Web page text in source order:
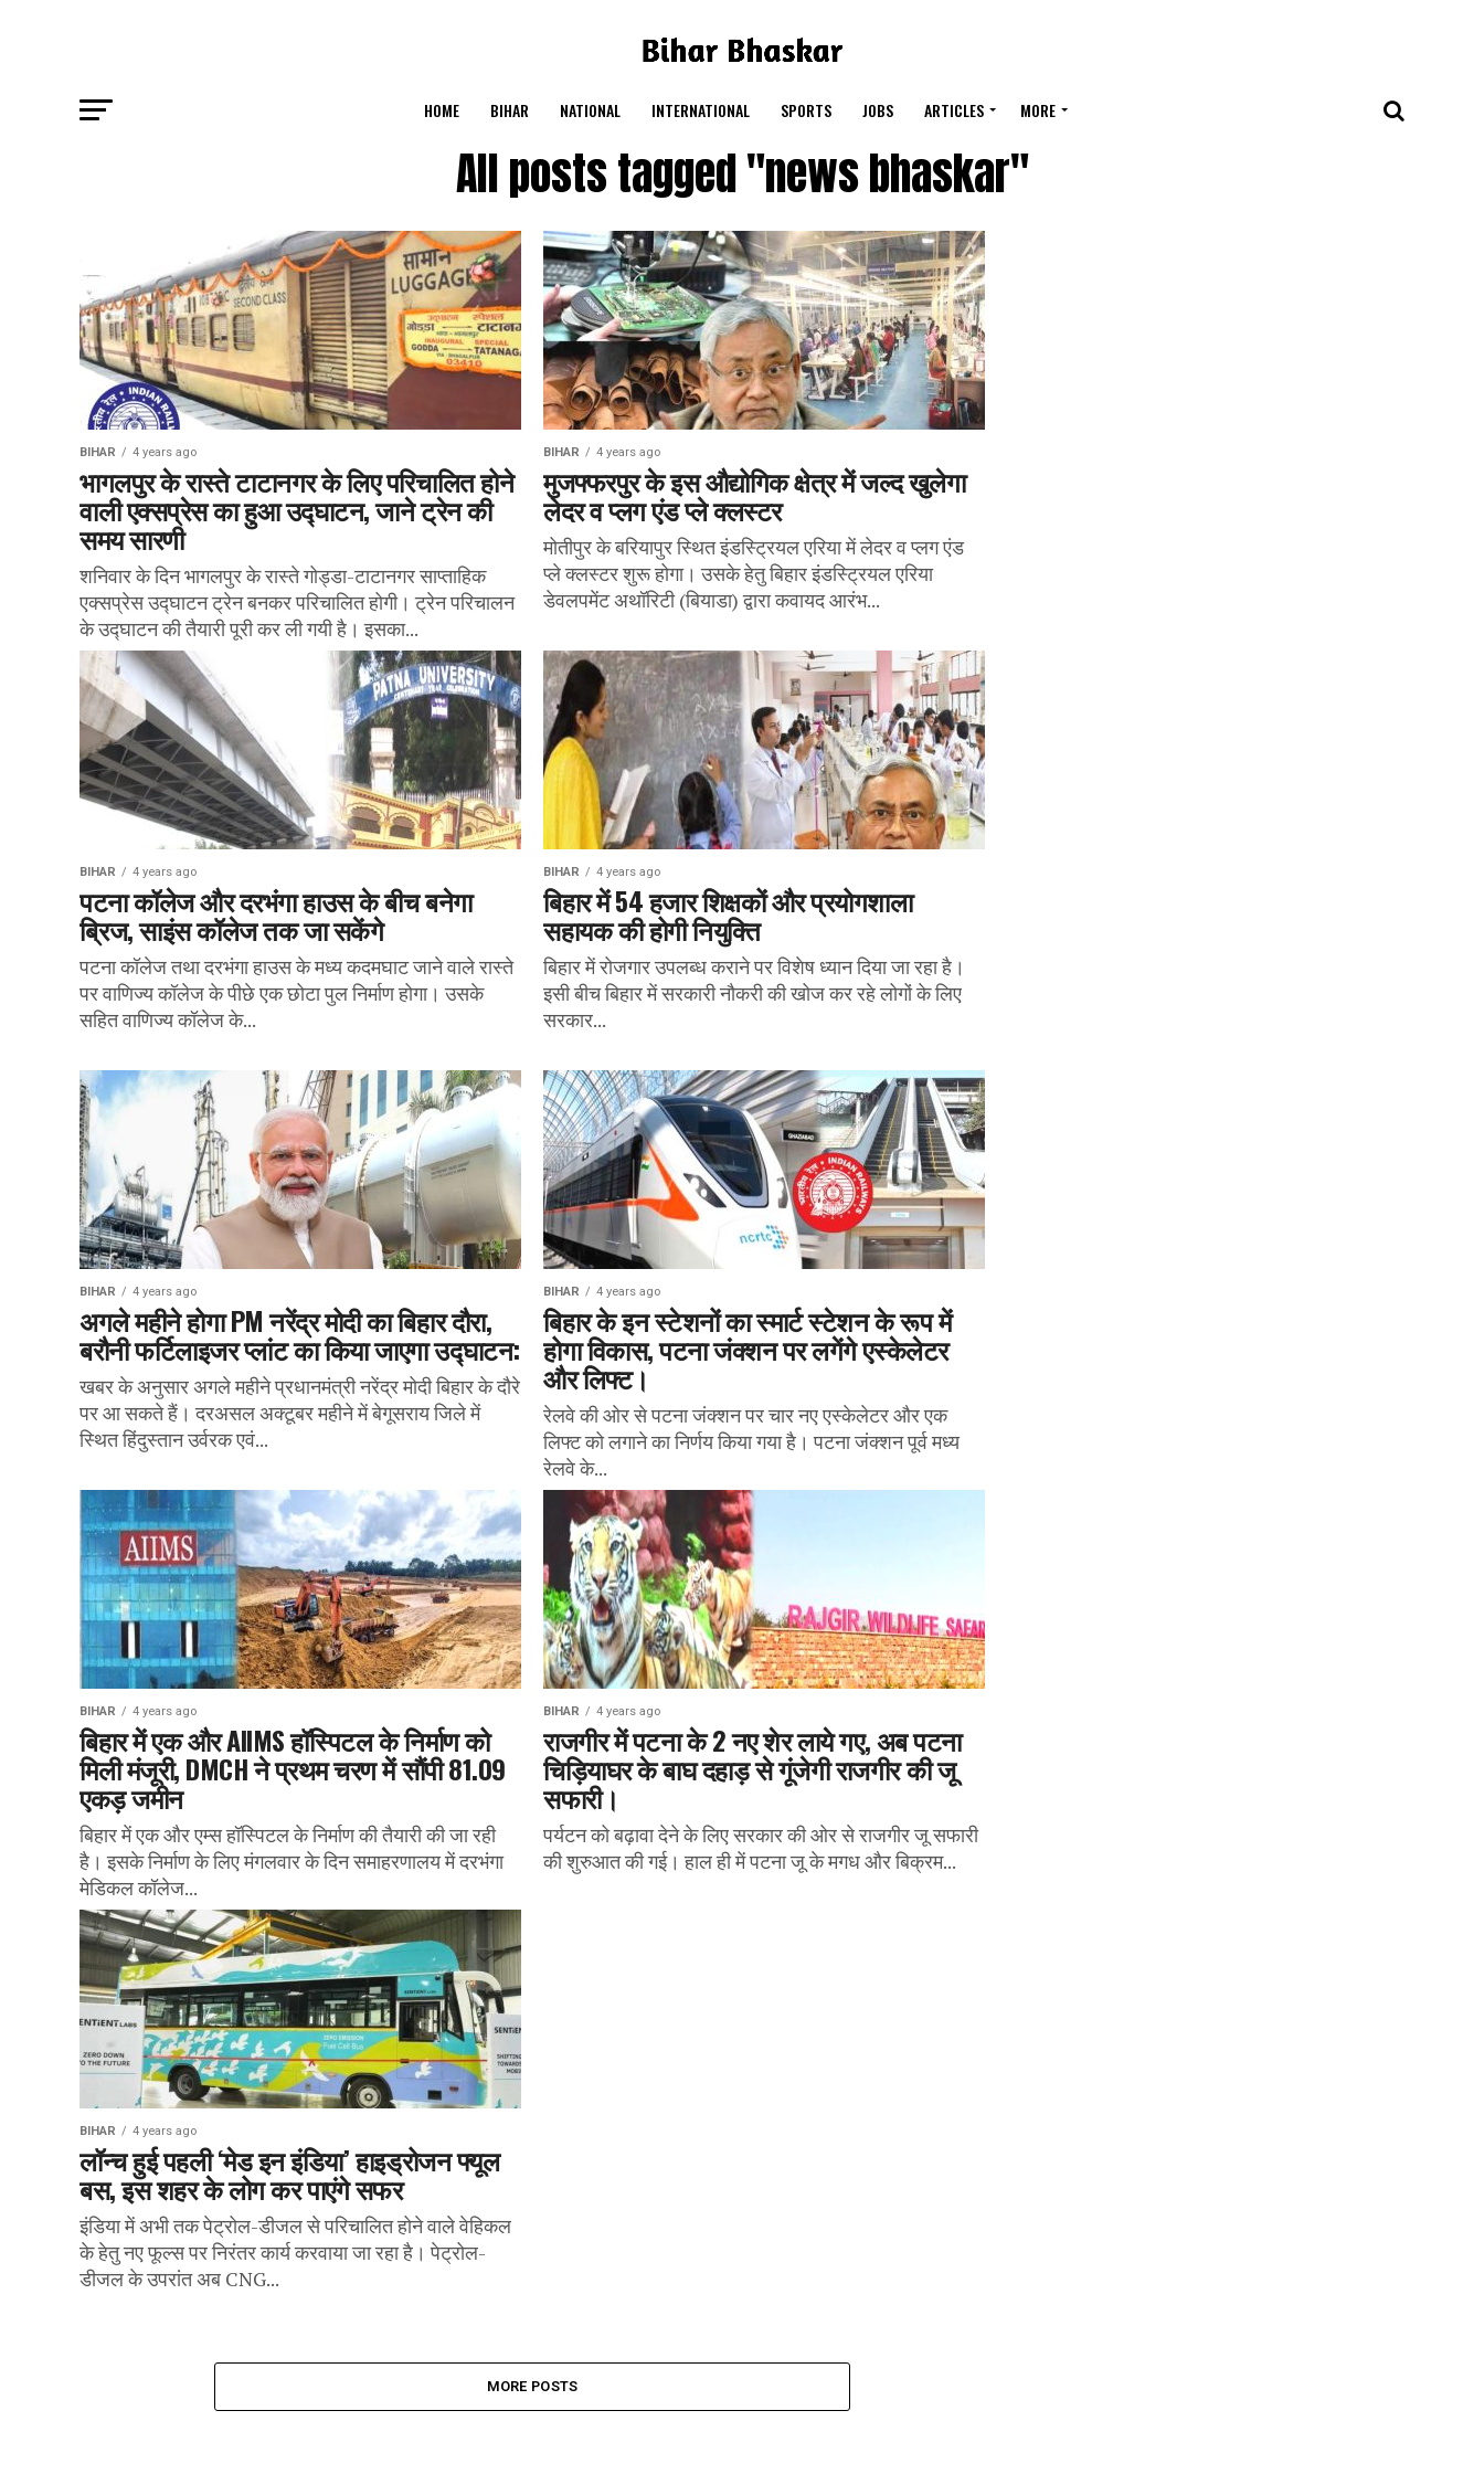
HOME BIHAR NATIONAL INTERNATIONAL SPORTS JOBS ARTICLES MORE
All posts tagged "news bhaskar"
BIHAR 4 years ago
भागलपुर के रास्ते टाटानगर के लिए परिचालित होने
वाली एक्सप्रेस का हुआ उद्घाटन, जाने ट्रेन की
समय सारणी
शनिवार के दिन भागलपुर के रास्ते गोड्डा-टाटानगर साप्ताहिक
एक्सप्रेस उद्घाटन ट्रेन बनकर परिचालित होगी। ट्रेन परिचालन
के उद्घाटन की तैयारी पूरी कर ली गयी है। इसका...
BIHAR 4 years ago
मुजफ्फरपुर के इस औद्योगिक क्षेत्र में जल्द खुलेगा
लेदर व प्लग एंड प्ले क्लस्टर
मोतीपुर के बरियापुर स्थित इंडस्ट्रियल एरिया में लेदर व प्लग एंड
प्ले क्लस्टर शुरू होगा। उसके हेतु बिहार इंडस्ट्रियल एरिया
डेवलपमेंट अथॉरिटी (बियाडा) द्वारा कवायद आरंभ...
BIHAR 4 years ago
पटना कॉलेज और दरभंगा हाउस के बीच बनेगा
ब्रिज, साइंस कॉलेज तक जा सकेंगे
पटना कॉलेज तथा दरभंगा हाउस के मध्य कदमघाट जाने वाले रास्ते
पर वाणिज्य कॉलेज के पीछे एक छोटा पुल निर्माण होगा। उसके
सहित वाणिज्य कॉलेज के...
BIHAR 4 years ago
बिहार में 54 हजार शिक्षकों और प्रयोगशाला
सहायक की होगी नियुक्ति
बिहार में रोजगार उपलब्ध कराने पर विशेष ध्यान दिया जा रहा है।
इसी बीच बिहार में सरकारी नौकरी की खोज कर रहे लोगों के लिए
सरकार...
BIHAR 4 years ago
अगले महीने होगा PM नरेंद्र मोदी का बिहार दौरा,
बरौनी फर्टिलाइजर प्लांट का किया जाएगा उद्घाटन:
खबर के अनुसार अगले महीने प्रधानमंत्री नरेंद्र मोदी बिहार के दौरे
पर आ सकते हैं। दरअसल अक्टूबर महीने में बेगूसराय जिले में
स्थित हिंदुस्तान उर्वरक एवं...
BIHAR 4 years ago
बिहार के इन स्टेशनों का स्मार्ट स्टेशन के रूप में
होगा विकास, पटना जंक्शन पर लगेंगे एस्केलेटर
और लिफ्ट।
रेलवे की ओर से पटना जंक्शन पर चार नए एस्केलेटर और एक
लिफ्ट को लगाने का निर्णय किया गया है। पटना जंक्शन पूर्व मध्य
रेलवे के...
BIHAR 4 years ago
बिहार में एक और AIIMS हॉस्पिटल के निर्माण को
मिली मंजूरी, DMCH ने प्रथम चरण में सौंपी 81.09
एकड़ जमीन
बिहार में एक और एम्स हॉस्पिटल के निर्माण की तैयारी की जा रही
है। इसके निर्माण के लिए मंगलवार के दिन समाहरणालय में दरभंगा
मेडिकल कॉलेज...
BIHAR 4 years ago
राजगीर में पटना के 2 नए शेर लाये गए, अब पटना
चिड़ियाघर के बाघ दहाड़ से गूंजेगी राजगीर की जू
सफारी।
पर्यटन को बढ़ावा देने के लिए सरकार की ओर से राजगीर जू सफारी
की शुरुआत की गई। हाल ही में पटना जू के मगध और बिक्रम...
BIHAR 4 years ago
लॉन्च हुई पहली ‘मेड इन इंडिया’ हाइड्रोजन फ्यूल
बस, इस शहर के लोग कर पाएंगे सफर
इंडिया में अभी तक पेट्रोल-डीजल से परिचालित होने वाले वेहिकल
के हेतु नए फूल्स पर निरंतर कार्य करवाया जा रहा है। पेट्रोल-
डीजल के उपरांत अब CNG...
MORE POSTS